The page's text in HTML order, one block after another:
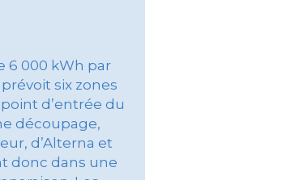
6 000 kWh par
six zones
d’entrée du
découpage,
d’Alterna et
donc dans une